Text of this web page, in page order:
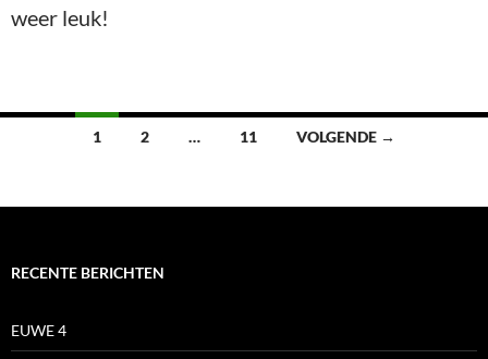
weer leuk!
Berichten
1 2 … 11 VOLGENDE →
RECENTE BERICHTEN
EUWE 4